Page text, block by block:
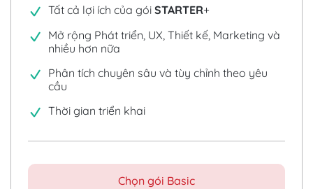
Tất cả lợi ích của gói STARTER+
Mở rộng Phát triển, UX, Thiết kế, Marketing và
nhiều hơn nữa
Phân tích chuyên sâu và tùy chỉnh theo yêu
cầu
Thời gian triển khai
Chọn gói Basic